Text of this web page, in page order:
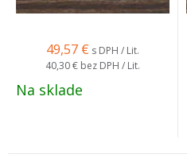
49,57 € s DPH / Lit.
40,30 € bez DPH / Lit.
Na sklade